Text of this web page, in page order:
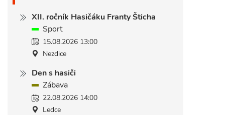
XII. ročník Hasičáku Franty Šticha
Sport
15.08.2026 13:00
Nezdice
Den s hasiči
Zábava
22.08.2026 14:00
Ledce